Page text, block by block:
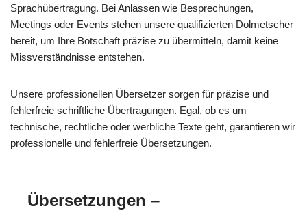
Sprachübertragung. Bei Anlässen wie Besprechungen,
Meetings oder Events stehen unsere qualifizierten Dolmetscher
bereit, um Ihre Botschaft präzise zu übermitteln, damit keine
Missverständnisse entstehen.
Unsere professionellen Übersetzer sorgen für präzise und
fehlerfreie schriftliche Übertragungen. Egal, ob es um
technische, rechtliche oder werbliche Texte geht, garantieren wir
professionelle und fehlerfreie Übersetzungen.
Übersetzungen –